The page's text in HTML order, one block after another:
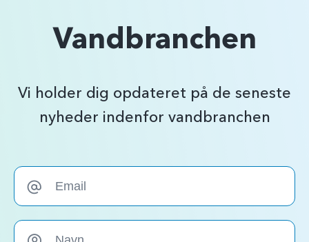
Vandbranchen
Vi holder dig opdateret på de seneste
nyheder indenfor vandbranchen